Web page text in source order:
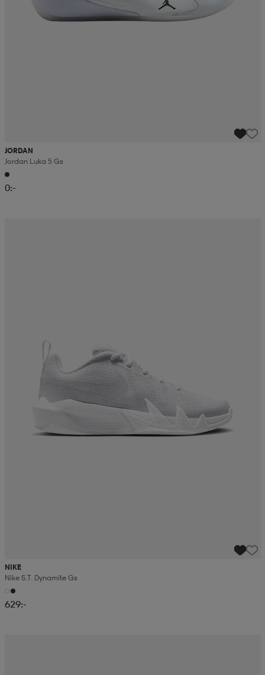
JORDAN
Jordan Luka 5 Gs
0:-
NIKE
Nike S.t. Dynamite Gs
629:-